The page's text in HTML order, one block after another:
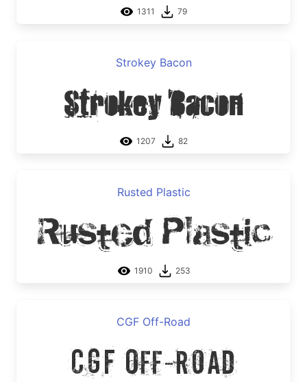
1311 79
Strokey Bacon
Strokey Bacon
1207 82
Rusted Plastic
Rusted Plastic
1910 253
CGF Off-Road
CGF Off-Road